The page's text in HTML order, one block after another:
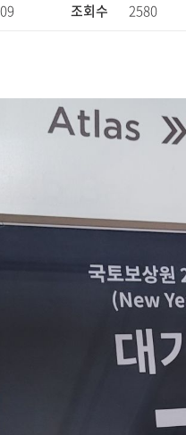
조회수 2580